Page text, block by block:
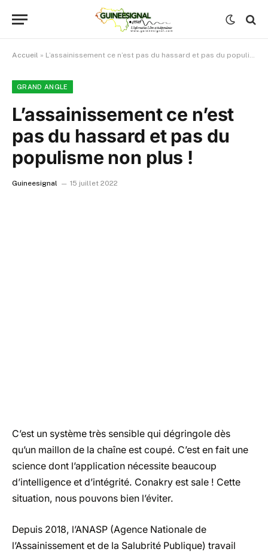
Accueil » L’assainissement ce n’est pas du hassard et pas du populisme non plus !
GRAND ANGLE
L’assainissement ce n’est
pas du hassard et pas du
populisme non plus !
Guineesignal 15 juillet 2022
C’est un système très sensible qui dégringole dès
qu’un maillon de la chaîne est coupé. C’est en fait une
science dont l’application nécessite beaucoup
d’intelligence et d’intégrité. Conakry est sale ! Cette
situation, nous pouvons bien l’éviter.
Depuis 2018, l’ANASP (Agence Nationale de
l’Assainissement et de la Salubrité Publique) travail